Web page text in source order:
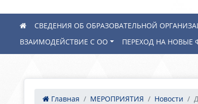
СВЕДЕНИЯ ОБ ОБРАЗОВАТЕЛЬНОЙ
ВЗАИМОДЕЙСТВИЕ С ОО
ПЕРЕХОД НА НОВЫЕ
Главная МЕРОПРИЯТИЯ Новости